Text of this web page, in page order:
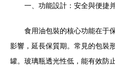
一、功能設計：安全與便捷
食用油包裝的核心功能在于
影響，延長保質期。常見的包裝
罐。玻璃瓶透光性低，能有效防